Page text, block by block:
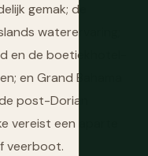
gemak; de
waterervaring;
en de boetiekhotel-
en Grand Bahama
post-Dorian
vereist een aparte
veerboot.